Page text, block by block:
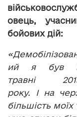
овець,
бойових дій:
ий я був
травні
року. І на
більшість моїх